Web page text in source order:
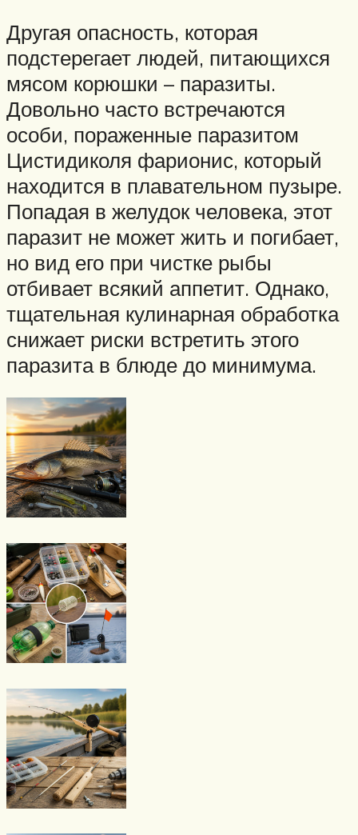
Другая опасность, которая
подстерегает людей, питающихся
мясом корюшки – паразиты.
Довольно часто встречаются
особи, пораженные паразитом
Цистидиколя фарионис, который
находится в плавательном пузыре.
Попадая в желудок человека, этот
паразит не может жить и погибает,
но вид его при чистке рыбы
отбивает всякий аппетит. Однако,
тщательная кулинарная обработка
снижает риски встретить этого
паразита в блюде до минимума.